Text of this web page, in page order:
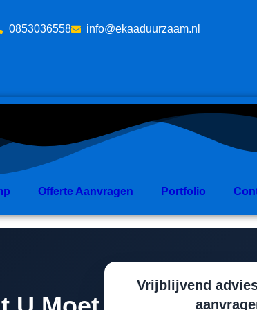
‪0853036558 info@ekaaduurzaam.nl
Offerte Aanvragen Portfolio
Vrijblijvend